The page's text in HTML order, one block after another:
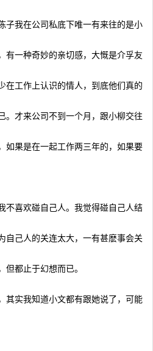
子我在公司私底下唯一有来往的是小
有一种奇妙的亲切感，大慨是介孚友
在工作上认识的情人，到底他们真的
。才来公司不到一个月，跟小柳交往
如果是在一起工作两三年的，如果要
不喜欢碰自己人。我觉得碰自己人结
自己人的关连太大，一有甚麽事会关
但都止于幻想而已。
其实我知道小文都有跟她说了，可能